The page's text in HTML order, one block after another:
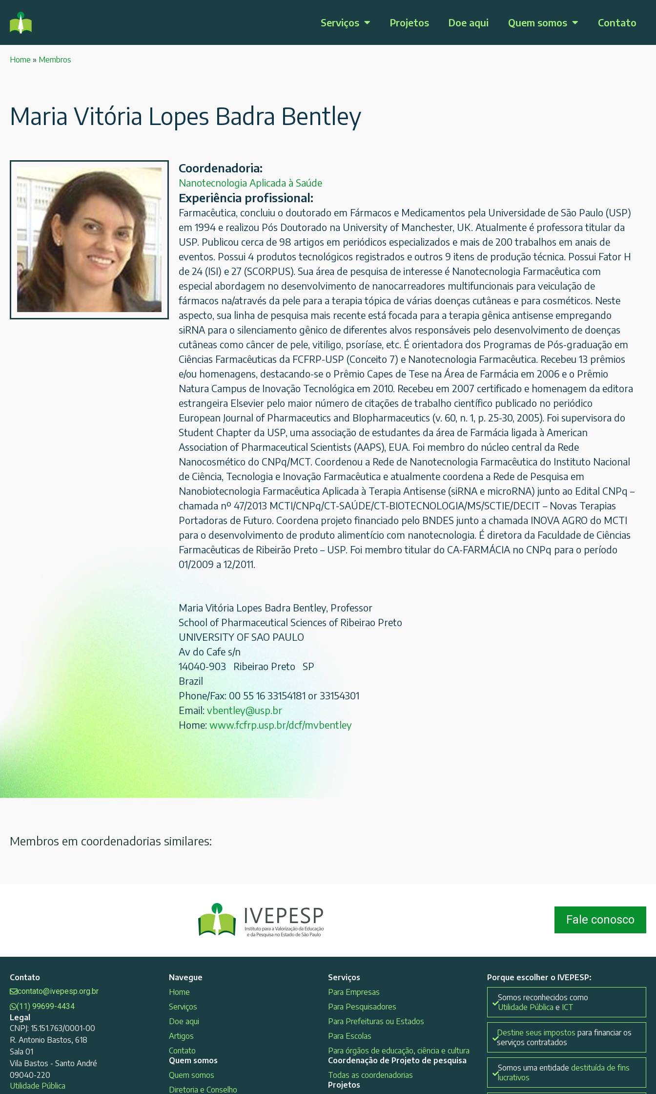
Serviços Projetos Doe aqui Quem somos Contato
Home » Membros
Maria Vitória Lopes Badra Bentley
Coordenadoria:
Nanotecnologia Aplicada à Saúde
Experiência profissional:
Farmacêutica, concluiu o doutorado em Fármacos e Medicamentos pela Universidade de São Paulo (USP)
em 1994 e realizou Pós Doutorado na University of Manchester, UK. Atualmente é professora titular da
USP. Publicou cerca de 98 artigos em periódicos especializados e mais de 200 trabalhos em anais de
eventos. Possui 4 produtos tecnológicos registrados e outros 9 itens de produção técnica. Possui Fator H
de 24 (ISI) e 27 (SCORPUS). Sua área de pesquisa de interesse é Nanotecnologia Farmacêutica com
especial abordagem no desenvolvimento de nanocarreadores multifuncionais para veiculação de
fármacos na/através da pele para a terapia tópica de várias doenças cutâneas e para cosméticos. Neste
aspecto, sua linha de pesquisa mais recente está focada para a terapia gênica antisense empregando
siRNA para o silenciamento gênico de diferentes alvos responsáveis pelo desenvolvimento de doenças
cutâneas como câncer de pele, vitiligo, psoríase, etc. É orientadora dos Programas de Pós-graduação em
Ciências Farmacêuticas da FCFRP-USP (Conceito 7) e Nanotecnologia Farmacêutica. Recebeu 13 prêmios
e/ou homenagens, destacando-se o Prêmio Capes de Tese na Área de Farmácia em 2006 e o Prêmio
Natura Campus de Inovação Tecnológica em 2010. Recebeu em 2007 certificado e homenagem da editora
estrangeira Elsevier pelo maior número de citações de trabalho científico publicado no periódico
European Journal of Pharmaceutics and BIopharmaceutics (v. 60, n. 1, p. 25-30, 2005). Foi supervisora do
Student Chapter da USP, uma associação de estudantes da área de Farmácia ligada à American
Association of Pharmaceutical Scientists (AAPS), EUA. Foi membro do núcleo central da Rede
Nanocosmético do CNPq/MCT. Coordenou a Rede de Nanotecnologia Farmacêutica do Instituto Nacional
de Ciência, Tecnologia e Inovação Farmacêutica e atualmente coordena a Rede de Pesquisa em
Nanobiotecnologia Farmacêutica Aplicada à Terapia Antisense (siRNA e microRNA) junto ao Edital CNPq –
chamada nº 47/2013 MCTI/CNPq/CT-SAÚDE/CT-BIOTECNOLOGIA/MS/SCTIE/DECIT – Novas Terapias
Portadoras de Futuro. Coordena projeto financiado pelo BNDES junto a chamada INOVA AGRO do MCTI
para o desenvolvimento de produto alimentício com nanotecnologia. É diretora da Faculdade de Ciências
Farmacêuticas de Ribeirão Preto – USP. Foi membro titular do CA-FARMÁCIA no CNPq para o período
01/2009 a 12/2011.
Maria Vitória Lopes Badra Bentley, Professor
School of Pharmaceutical Sciences of Ribeirao Preto
UNIVERSITY OF SAO PAULO
Av do Cafe s/n
14040-903 Ribeirao Preto SP
Brazil
Phone/Fax: 00 55 16 33154181 or 33154301
Email: vbentley@usp.br
Home: www.fcfrp.usp.br/dcf/mvbentley
Membros em coordenadorias similares:
Fale conosco
Contato
contato@ivepesp.org.br
(11) 99699-4434
Legal
CNPJ: 15.151.763/0001-00
R. Antonio Bastos, 618
Sala 01
Vila Bastos - Santo André
09040-220
Utilidade Pública
Navegue
Home
Serviços
Doe aqui
Artigos
Contato
Quem somos
Quem somos
Diretoria e Conselho
Serviços
Para Empresas
Para Pesquisadores
Para Prefeituras ou Estados
Para Escolas
Para órgãos de educação, ciência e cultura
Coordenação de Projeto de pesquisa
Todas as coordenadorias
Projetos
Porque escolher o IVEPESP:
Somos reconhecidos como
Utilidade Pública e ICT
Destine seus impostos para financiar os
serviços contratados
Somos uma entidadedestituída de fins
lucrativos